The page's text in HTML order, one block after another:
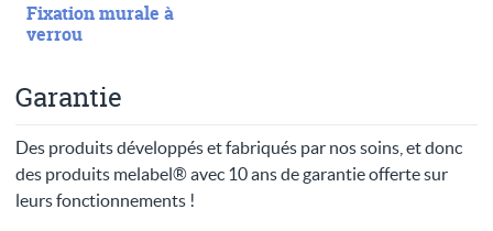
Fixation murale à
verrou
Garantie
Des produits développés et fabriqués par nos soins, et donc
des produits melabel® avec 10 ans de garantie offerte sur
leurs fonctionnements !